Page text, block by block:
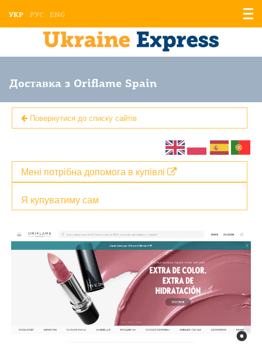
УКР РУС ENG
Доставка з Oriflame Spain
Повернутися до списку сайтів
Я купуватиму сам
Мені потрібна допомога в купівлі